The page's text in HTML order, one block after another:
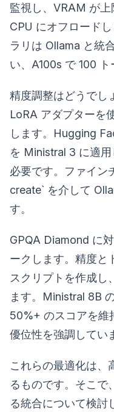
監視し、VRAM が
CPU にオフロード
ラリは Ollama と統
い、A100s で 100 ト
精度調整はどうでし
LoRA アダプターを
します。Hugging
を Ministral 3 に適
必要です。ファイン
create` を介して
す。
GPQA Diamond に
ークします。精度と
スクリプトを作成し
ます。Ministral 8B
50%+ のスコアを維
優位性を強調してい
これらの最適化は、
るものです。そこ
る統合について検討